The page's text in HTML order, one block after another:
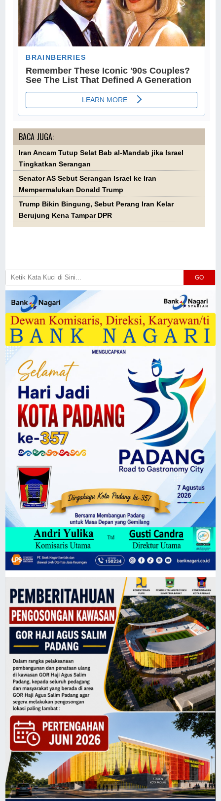
BACA JUGA:
Iran Ancam Tutup Selat Bab al-Mandab jika Israel
Tingkatkan Serangan
Senator AS Sebut Serangan Israel ke Iran
Mempermalukan Donald Trump
Trump Bikin Bingung, Sebut Perang Iran Kelar
Berujung Kena Tampar DPR
GO